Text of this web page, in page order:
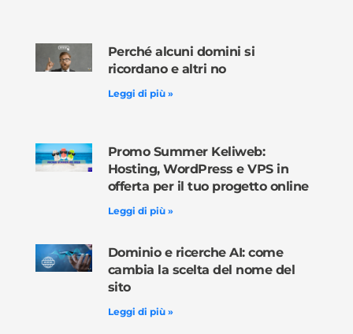
Perché alcuni domini si
ricordano e altri no
Leggi di più »
Promo Summer Keliweb:
Hosting, WordPress e VPS in
offerta per il tuo progetto online
Leggi di più »
Dominio e ricerche AI: come
cambia la scelta del nome del
sito
Leggi di più »